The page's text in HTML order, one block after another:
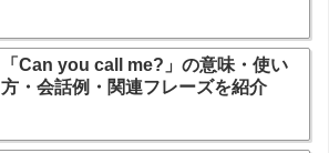
「Can you call me?」の意味・使い
方・会話例・関連フレーズを紹介